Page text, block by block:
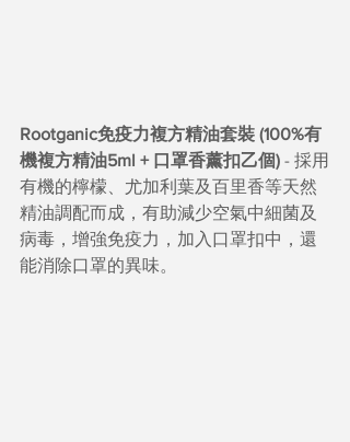
Rootganic免疫力複方精油套裝 (100%有
機複方精油5ml + 口罩香薰扣乙個) - 採用
有機的檸檬、尤加利葉及百里香等天然
精油調配而成，有助減少空氣中細菌及
病毒，增強免疫力，加入口罩扣中，還
能消除口罩的異味。